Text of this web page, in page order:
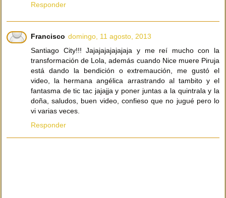
Responder
Francisco domingo, 11 agosto, 2013
Santiago City!!! Jajajajajajajaja y me reí mucho con la
transformación de Lola, además cuando Nice muere Piruja
está dando la bendición o extremaución, me gustó el
video, la hermana angélica arrastrando al tambito y el
fantasma de tic tac jajajja y poner juntas a la quintrala y la
doña, saludos, buen video, confieso que no jugué pero lo
vi varias veces.
Responder